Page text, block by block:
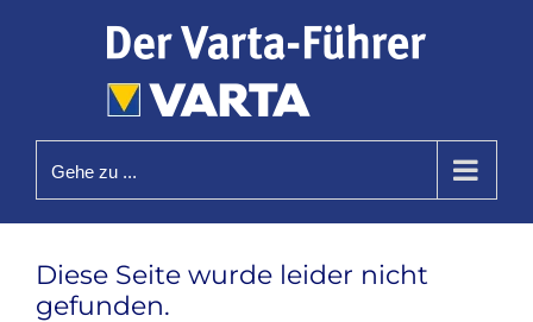
Gehe zu ...
Diese Seite wurde leider nicht
gefunden.